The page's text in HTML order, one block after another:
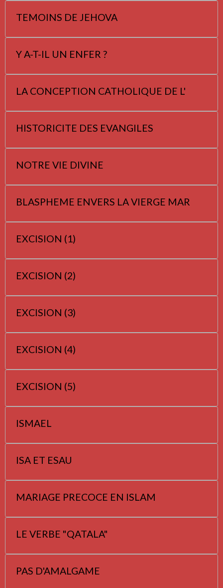
TEMOINS DE JEHOVA
Y A-T-IL UN ENFER ?
LA CONCEPTION CATHOLIQUE DE L'
HISTORICITE DES EVANGILES
NOTRE VIE DIVINE
BLASPHEME ENVERS LA VIERGE MAR
EXCISION (1)
EXCISION (2)
EXCISION (3)
EXCISION (4)
EXCISION (5)
ISMAEL
ISA ET ESAU
MARIAGE PRECOCE EN ISLAM
LE VERBE "QATALA"
PAS D'AMALGAME